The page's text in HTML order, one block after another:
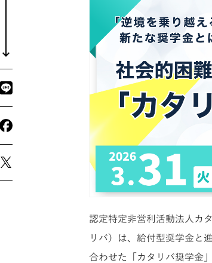
認定特定非営利活動法人カ
リバ）は、給付型奨学金と
合わせた「カタリバ奨学金